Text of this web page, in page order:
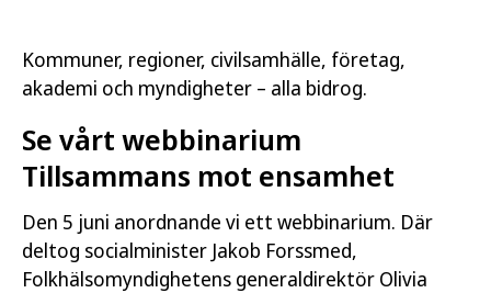
Kommuner, regioner, civilsamhälle, företag,
akademi och myndigheter – alla bidrog.
Se vårt webbinarium
Tillsammans mot ensamhet
Den 5 juni anordnande vi ett webbinarium. Där
deltog socialminister Jakob Forssmed,
Folkhälsomyndighetens generaldirektör Olivia